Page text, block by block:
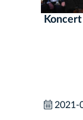
2021-